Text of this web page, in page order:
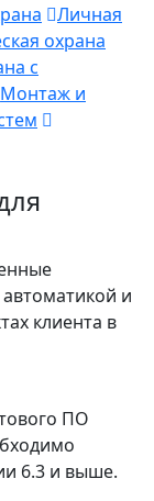
Личная
охрана
с
Монтаж и
и
клиента в
ПО
6.3 и выше.